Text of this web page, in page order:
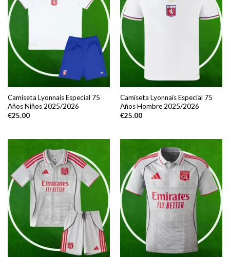
Camiseta Lyonnais Especial 75
Años Niños 2025/2026
€25.00
Camiseta Lyonnais Especial 75
Años Hombre 2025/2026
€25.00